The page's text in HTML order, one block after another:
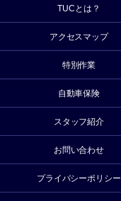
TUCとは？
アクセスマップ
特別作業
自動車保険
スタッフ紹介
お問い合わせ
プライバシーポリシー